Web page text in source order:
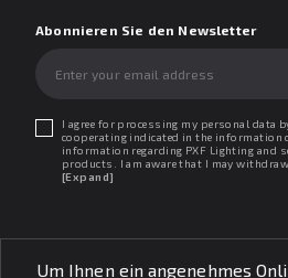
Um Ihnen ein angenehmes
Abonnieren Sie den Newsletter
I agree for processing my personal data
cooperating indicated in the information
information regarding PXF Lighting and
products. I am aware that I may
read the "Information clause regarding
[Expand]